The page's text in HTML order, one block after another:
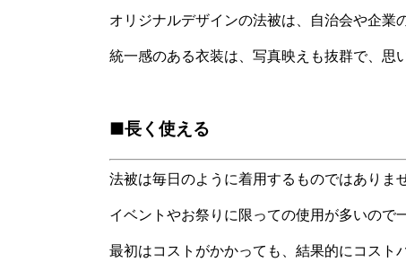
オリジナルデザインの法被は、自治会や企業
統一感のある衣装は、写真映えも抜群で、思
■長く使える
法被は毎日のように着用するものではありませ
イベントやお祭りに限っての使用が多いので
最初はコストがかかっても、結果的にコスト